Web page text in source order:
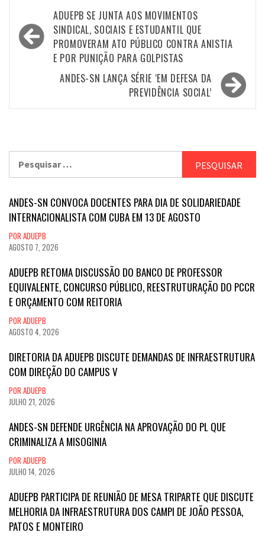
Navegação
de
Post
ADUEPB SE JUNTA AOS MOVIMENTOS
SINDICAL, SOCIAIS E ESTUDANTIL QUE
PROMOVERAM ATO PÚBLICO CONTRA ANISTIA
E POR PUNIÇÃO PARA GOLPISTAS
ANDES-SN LANÇA SÉRIE ‘EM DEFESA DA
PREVIDÊNCIA SOCIAL’
por:
ANDES-SN CONVOCA DOCENTES PARA DIA DE SOLIDARIEDADE
INTERNACIONALISTA COM CUBA EM 13 DE AGOSTO
POR ADUEPB
AGOSTO 7, 2026
ADUEPB RETOMA DISCUSSÃO DO BANCO DE PROFESSOR
EQUIVALENTE, CONCURSO PÚBLICO, REESTRUTURAÇÃO DO PCCR
E ORÇAMENTO COM REITORIA
POR ADUEPB
AGOSTO 4, 2026
DIRETORIA DA ADUEPB DISCUTE DEMANDAS DE INFRAESTRUTURA
COM DIREÇÃO DO CAMPUS V
POR ADUEPB
JULHO 21, 2026
ANDES-SN DEFENDE URGÊNCIA NA APROVAÇÃO DO PL QUE
CRIMINALIZA A MISOGINIA
POR ADUEPB
JULHO 14, 2026
ADUEPB PARTICIPA DE REUNIÃO DE MESA TRIPARTE QUE DISCUTE
MELHORIA DA INFRAESTRUTURA DOS CAMPI DE JOÃO PESSOA,
PATOS E MONTEIRO